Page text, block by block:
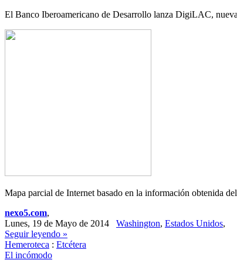
El Banco Iberoamericano de Desarrollo lanza DigiLAC,
Mapa parcial de Internet basado en la información obtenida
nexo5.com,
Lunes, 19 de Mayo de 2014 Washington, Estados Unidos,
Seguir leyendo »
Hemeroteca : Etcétera
El incómodo